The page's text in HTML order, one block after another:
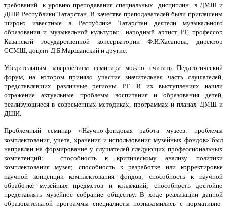
требований к уровню преподавания специальных дисциплин в ДМШ и
ДШИ Республики Татарстан. В качестве преподавателей были приглашены
широко известные в Республике Татарстан деятели музыкального
образования и музыкальной культуры: народный артист РТ, профессор
Казанской государственной консерватории Ф.И.Хасанова, директор
ССМШ, доцент Д.Б.Маршанский и другие.
Убедительным завершением семинара можно считать Педагогический
форум, на котором приняло участие значительная часть слушателей,
представлявших различные регионы РТ. В их выступлениях нашли
отражение актуальные проблемы воспитания и образования детей,
реализующиеся в современных методиках, программах и планах ДМШ и
ДШИ.
Проблемный семинар «Научно-фондовая работа музеев: проблемы
комплектования, учета, хранения и использования музейных фондов» был
направлен на формирование у слушателей следующих профессиональных
компетенций: способность к критическому анализу политики
комплектования музея; способность к разработке или корректировке
научной концепции комплектования фондов; способность к научной
обработке музейных предметов и коллекций; способность достойно
представлять музейное собрание обществу. В ходе реализации данной
образовательной программы специалисты познакомились с нормативно-